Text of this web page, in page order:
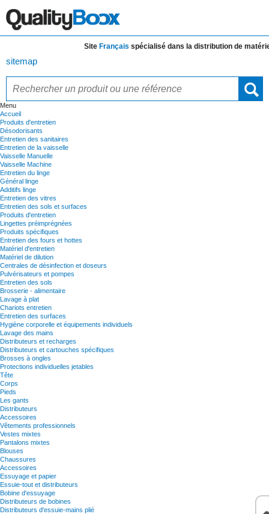
SiteFrançaisspécialisé dans la distribution de
sitemap
Menu
Accueil
Produits d'entretien
Désodorisants
Entretien des sanitaires
Entretien de la vaisselle
Vaisselle Manuelle
Vaisselle Machine
Entretien du linge
Général linge
Additifs linge
Entretien des vitres
Entretien des sols et surfaces
Produits d'entretien
Lingettes préimprégnées
Produits spécifiques
Entretien des fours et hottes
Matériel d'entretien
Matériel de dilution
Centrales de désinfection et doseurs
Pulvérisateurs et pompes
Entretien des sols
Brosserie - alimentaire
Lavage à plat
Chariots entretien
Entretien des surfaces
Hygiène corporelle et équipements individuels
Lavage des mains
Distributeurs et recharges
Distributeurs et cartouches spécifiques
Brosses à ongles
Protections individuelles jetables
Tête
Corps
Pieds
Les gants
Distributeurs
Accessoires
Vêtements professionnels
Vestes mixtes
Pantalons mixtes
Blouses
Chaussures
Accessoires
Essuyage et papier
Essuie-tout et distributeurs
Bobine d'essuyage
Distributeurs de bobines
Distributeurs d'essuie-mains plié